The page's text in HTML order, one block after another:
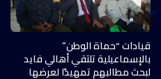
قيادات “حماة الوطن”
بالإسماعيلية تلتقي أهالي فايد
لبحث مطالبهم تمهيدًا لعرضها